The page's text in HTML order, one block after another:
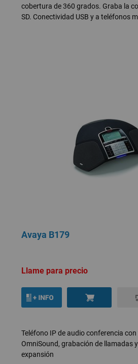
cobertura de 360 grados. Graba la
SD. Conectividad USB y a teléfonos
Avaya B179
Llame para precio
Teléfono IP de audio conferencia
OmniSound, grabación de llamadas
expansión